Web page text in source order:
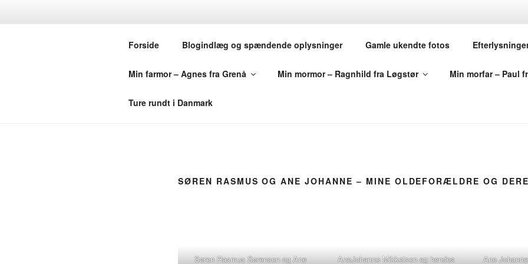
MINE SLÆGTSHISTORIER – FRA
USA OG SVERIGE
Forside Blogindlæg og spændende oplysninger Gamle ukendte fotos
Min farmor – Agnes fra Grenå Min mormor – Ragnhild fra Løgstør Min morfar – Paul
Ture rundt i Danmark
SØREN RASMUS OG ANE JOHANNE – MINE OLDEFORÆLDRE OG
Søren Rasmus Sørensen og Ane
AneJohanne Mikkelsen og hendes
Ane